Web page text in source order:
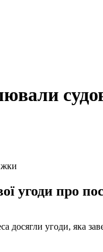
угоди про
досягли угоди, яка